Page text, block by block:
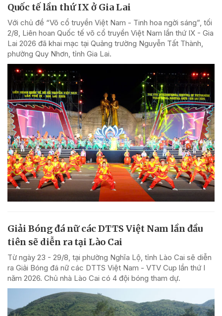
Quốc tế lần thứ IX ở Gia Lai
Với chủ đề “Võ cổ truyền Việt Nam - Tinh hoa ngời sáng”, tối
2/8, Liên hoan Quốc tế võ cổ truyền Việt Nam lần thứ IX - Gia
Lai 2026 đã khai mạc tại Quảng trường Nguyễn Tất Thành,
phường Quy Nhơn, tỉnh Gia Lai.
Giải Bóng đá nữ các DTTS Việt Nam lần đầu
tiên sẽ diễn ra tại Lào Cai
Từ ngày 23 - 29/8, tại phường Nghĩa Lộ, tỉnh Lào Cai sẽ diễn
ra Giải Bóng đá nữ các DTTS Việt Nam - VTV Cup lần thứ I
năm 2026. Chủ nhà Lào Cai có 4 đội bóng tham dự.